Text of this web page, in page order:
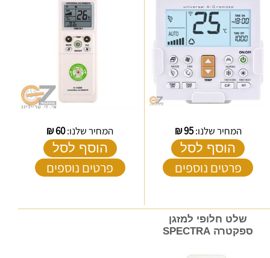
המחיר שלנו:95
₪
הוסף לסל
פרטים נוספים
המחיר שלנו:60
₪
הוסף לסל
פרטים נוספים
שלט חלופי למזגן
ספקטרה SPECTRA